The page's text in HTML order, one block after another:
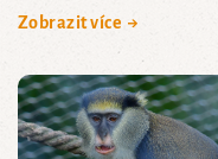
Zobrazit více →